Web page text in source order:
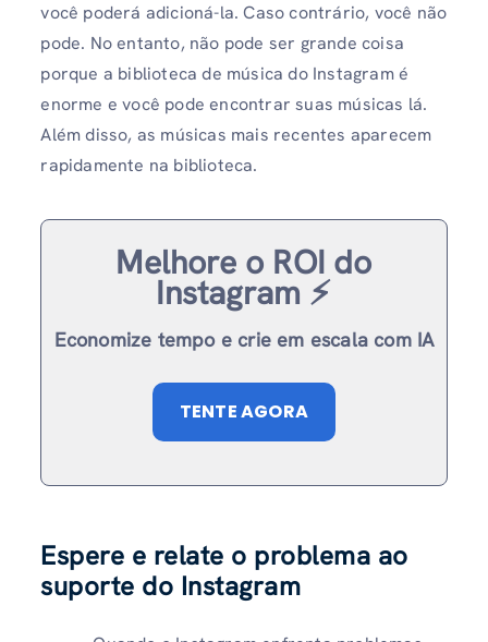
você poderá adicioná-la. Caso contrário, você não
pode. No entanto, não pode ser grande coisa
porque a biblioteca de música do Instagram é
enorme e você pode encontrar suas músicas lá.
Além disso, as músicas mais recentes aparecem
rapidamente na biblioteca.
Melhore o ROI do
Instagram ⚡️
Economize tempo e crie em escala com IA
TENTE AGORA
Espere e relate o problema ao
suporte do Instagram